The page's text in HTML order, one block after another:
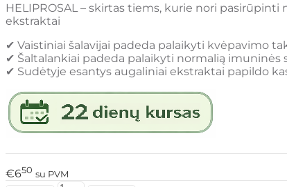
HELIPROSAL – skirtas tiems, kurie nori
ekstraktai
✔︎ Vaistiniai šalavijai padeda palaikyti kvėpavimo
✔︎ Šaltalankiai padeda palaikyti normalią imuninės
✔︎ Sudėtyje esantys augaliniai ekstraktai papildo
€650 su PVM